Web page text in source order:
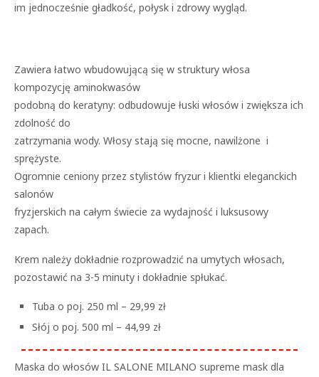
im jednocześnie gładkość, połysk i zdrowy wygląd.
Zawiera łatwo wbudowującą się w struktury włosa
kompozycję aminokwasów
podobną do keratyny: odbudowuje łuski włosów i zwiększa ich
zdolność do
zatrzymania wody. Włosy stają się mocne, nawilżone i
sprężyste.
Ogromnie ceniony przez stylistów fryzur i klientki eleganckich
salonów
fryzjerskich na całym świecie za wydajność i luksusowy
zapach.
Krem należy dokładnie rozprowadzić na umytych włosach,
pozostawić na 3-5 minuty i dokładnie spłukać.
Tuba o poj. 250 ml – 29,99 zł
Słój o poj. 500 ml – 44,99 zł
Maska do włosów IL SALONE MILANO supreme mask dla